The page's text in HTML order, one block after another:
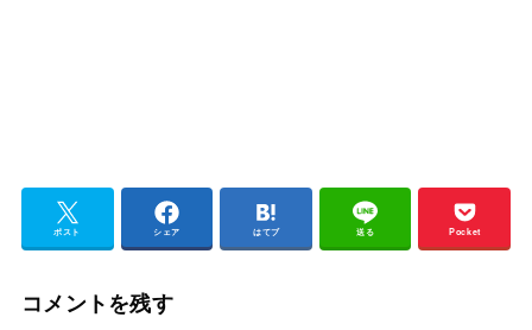
ポスト シェア はてブ 送る Pocket
コメントを残す